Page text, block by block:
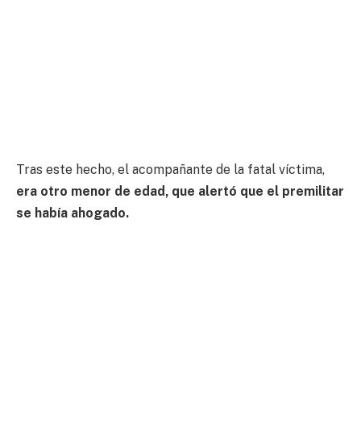
Tras este hecho, el acompañante de la fatal víctima,
era otro menor de edad, que alertó que el premilitar
se había ahogado.